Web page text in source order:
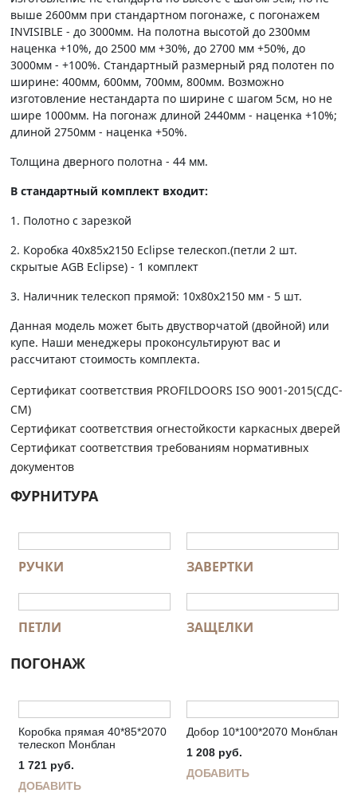
выше 2600мм при стандартном погонаже, с погонажем
INVISIBLE - до 3000мм. На полотна высотой до 2300мм
наценка +10%, до 2500 мм +30%, до 2700 мм +50%, до
3000мм - +100%. Стандартный размерный ряд полотен по
ширине: 400мм, 600мм, 700мм, 800мм. Возможно
изготовление нестандарта по ширине с шагом 5см, но не
шире 1000мм. На погонаж длиной 2440мм - наценка +10%;
длиной 2750мм - наценка +50%.
Толщина дверного полотна - 44 мм.
В стандартный комплект входит:
1. Полотно c зарезкой
2. Коробка 40х85х2150 Eclipse телескоп.(петли 2 шт.
скрытые AGB Eclipse) - 1 комплект
3. Наличник телескоп прямой: 10х80х2150 мм - 5 шт.
Данная модель может быть двустворчатой (двойной) или
купе. Наши менеджеры проконсультируют вас и
рассчитают стоимость комплекта.
Сертификат соответствия PROFILDOORS ISO 9001-2015(СДС-
СМ)
Сертификат соответствия огнестойкости каркасных дверей
Сертификат соответствия требованиям нормативных
документов
ФУРНИТУРА
РУЧКИ ЗАВЕРТКИ
ПЕТЛИ ЗАЩЕЛКИ
ПОГОНАЖ
Коробка прямая 40*85*2070
телескоп Монблан
1 721 руб.
ДОБАВИТЬ
Добор 10*100*2070 Монблан
1 208 руб.
ДОБАВИТЬ